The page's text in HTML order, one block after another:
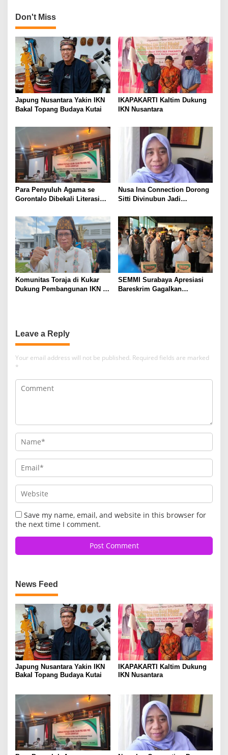
Don't Miss
Japung Nusantara Yakin IKN
Bakal Topang Budaya Kutai
IKAPAKARTI Kaltim Dukung
IKN Nusantara
Para Penyuluh Agama se
Gorontalo Dibekali Literasi
Nusa Ina Connection Dorong
Sitti Divinubun Jadi
Komunitas Toraja di Kukar
Dukung Pembangunan IKN di
SEMMI Surabaya Apresiasi
Bareskrim Gagalkan
Leave a Reply
Your email address will not be published. Required fields are marked
*
Save my name, email, and website in this browser for
the next time I comment.
News Feed
Japung Nusantara Yakin IKN
Bakal Topang Budaya Kutai
IKAPAKARTI Kaltim Dukung
IKN Nusantara